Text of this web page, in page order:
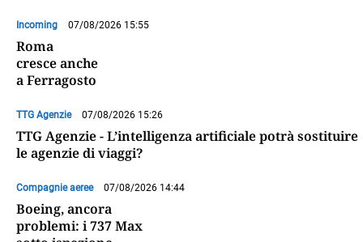
Incoming 07/08/2026 15:55
Roma
cresce anche
a Ferragosto
TTG Agenzie 07/08/2026 15:26
TTG Agenzie - L’intelligenza artificiale potrà sostituire
le agenzie di viaggi?
Compagnie aeree 07/08/2026 14:44
Boeing, ancora
problemi: i 737 Max